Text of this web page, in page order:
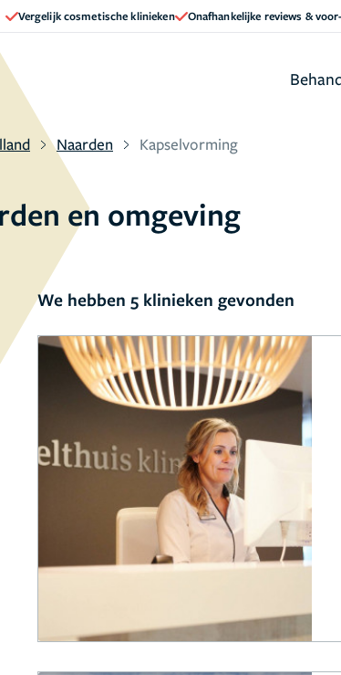
Vergelijk cosmetische klinieken Onafhankelijke reviews &
Naarden Kapselvorming
en omgeving
We hebben 5 klinieken gevonden